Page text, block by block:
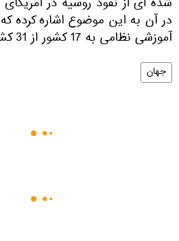
شده ای از نفوذ روسیه در
در آن به این موضوع اشاره کرده
آموزشی نظامی به 17 کشور از 31 کشور منطقه است.
جهان